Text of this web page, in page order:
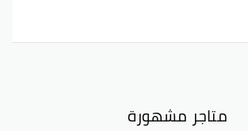
متاجر مشهورة